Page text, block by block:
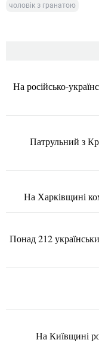
чоловік з гранатою
На російсько-
Патрульний з
На Харківщині
Понад 212
На Київщині